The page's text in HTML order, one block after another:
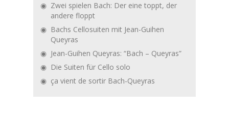
Zwei spielen Bach: Der eine toppt, der
andere floppt
Bachs Cellosuiten mit Jean-Guihen
Queyras
Jean-Guihen Queyras: “Bach – Queyras”
Die Suiten für Cello solo
ça vient de sortir Bach-Queyras